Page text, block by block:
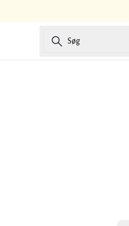
Søg